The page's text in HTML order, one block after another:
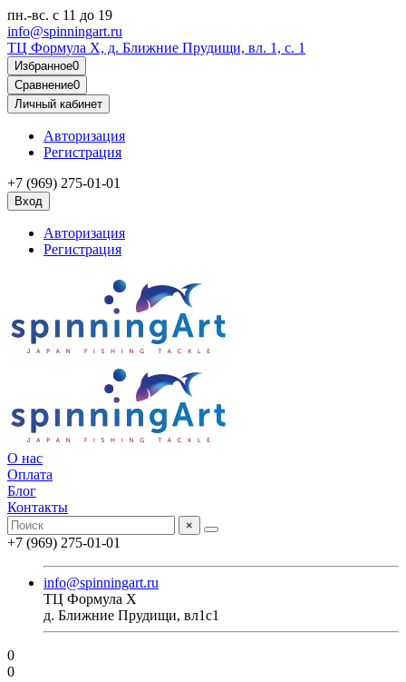
пн.-вс. с 11 до 19
info@spinningart.ru
ТЦ Формула X, д. Ближние Прудищи, вл. 1, с. 1
Избранное0
Сравнение0
Личный кабинет
Авторизация
Регистрация
+7 (969) 275-01-01
Вход
Авторизация
Регистрация
О нас
Оплата
Блог
Контакты
×
+7 (969) 275-01-01
info@spinningart.ru
ТЦ Формула X
д. Ближние Прудищи, вл1с1
0
0